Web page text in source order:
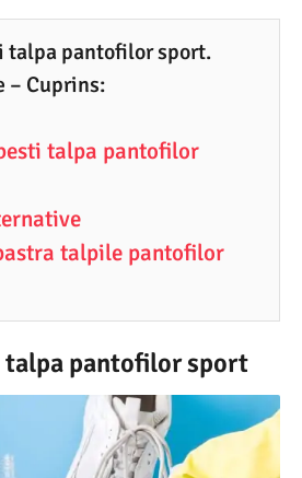
talpa pantofilor sport.
– Cuprins:
talpa pantofilor
talpile pantofilor
talpa pantofilor sport